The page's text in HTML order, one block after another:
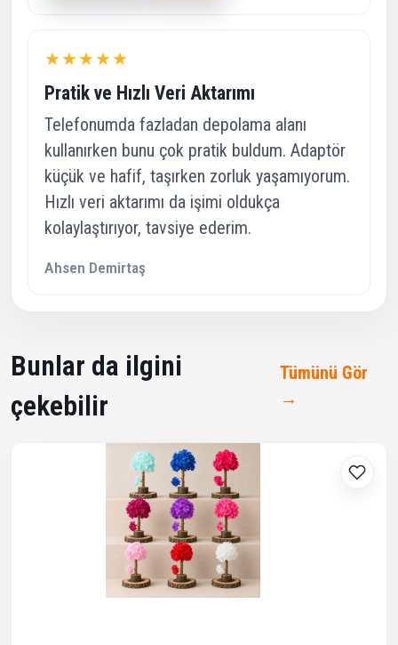
★★★★★
Pratik ve Hızlı Veri Aktarımı
Telefonumda fazladan depolama alanı
kullanırken bunu çok pratik buldum. Adaptör
küçük ve hafif, taşırken zorluk yaşamıyorum.
Hızlı veri aktarımı da işimi oldukça
kolaylaştırıyor, tavsiye ederim.
Ahsen Demirtaş
Bunlar da ilgini
çekebilir
Tümünü Gör
→